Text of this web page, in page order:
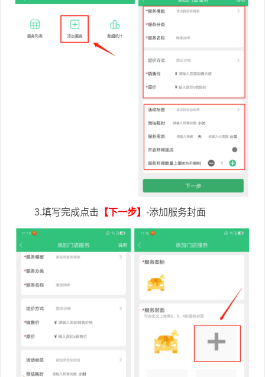
3.填写完成点击 【下一步】 -添加服务封面